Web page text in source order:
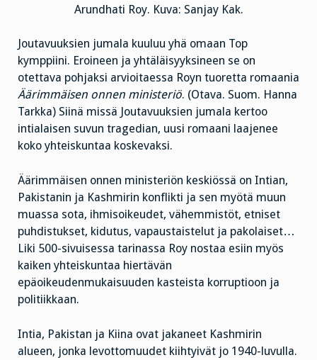
Arundhati Roy. Kuva: Sanjay Kak.
Joutavuuksien jumala kuuluu yhä omaan Top
kymppiini. Eroineen ja yhtäläisyyksineen se on
otettava pohjaksi arvioitaessa Royn tuoretta romaania
Äärimmäisen onnen ministeriö. (Otava. Suom. Hanna
Tarkka) Siinä missä Joutavuuksien jumala kertoo
intialaisen suvun tragedian, uusi romaani laajenee
koko yhteiskuntaa koskevaksi.
Äärimmäisen onnen ministeriön keskiössä on Intian,
Pakistanin ja Kashmirin konflikti ja sen myötä muun
muassa sota, ihmisoikeudet, vähemmistöt, etniset
puhdistukset, kidutus, vapaustaistelut ja pakolaiset…
Liki 500-sivuisessa tarinassa Roy nostaa esiin myös
kaiken yhteiskuntaa hiertävän
epäoikeudenmukaisuuden kasteista korruptioon ja
politiikkaan.
Intia, Pakistan ja Kiina ovat jakaneet Kashmirin
alueen, jonka levottomuudet kiihtyivät jo 1940-luvulla.